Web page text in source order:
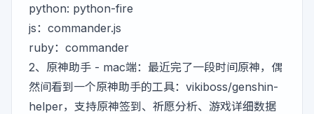
python: python-fire
js： commander.js
ruby： commander
2、 原神助手 - mac端：最近完了一段时间原神，偶
然间看到一个原神助手的工具： vikiboss/genshin-
helper，支持原神签到、祈愿分析、游戏详细数据